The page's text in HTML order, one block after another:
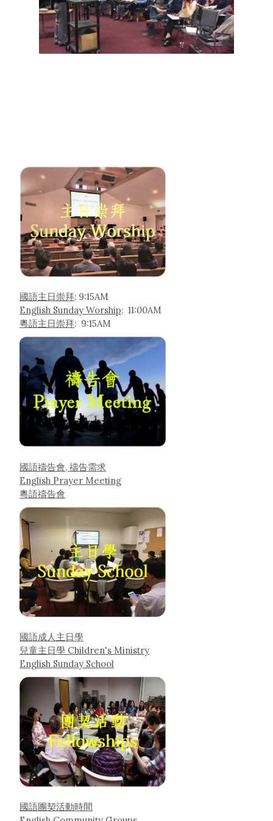
國語主日崇拜: 9:15AM
English Sunday Worship: 11:00AM
粵語主日崇拜: 9:15AM
國語禱告會, 禱告需求
English Prayer Meeting
粵語禱告會
國語成人主日學
兒童主日學 Children's Ministry
English Sunday School
國語團契活動時間